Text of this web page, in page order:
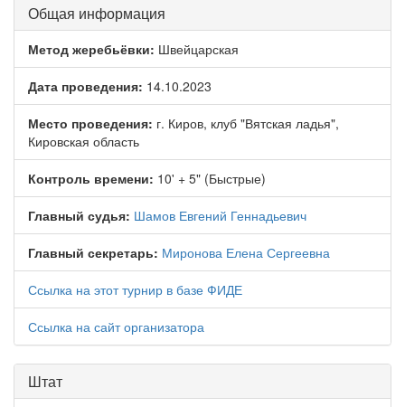
Общая информация
Метод жеребьёвки: Швейцарская
Дата проведения: 14.10.2023
Место проведения: г. Киров, клуб "Вятская ладья",
Кировская область
Контроль времени: 10' + 5" (Быстрые)
Главный судья: Шамов Евгений Геннадьевич
Главный секретарь: Миронова Елена Сергеевна
Ссылка на этот турнир в базе ФИДЕ
Ссылка на сайт организатора
Штат